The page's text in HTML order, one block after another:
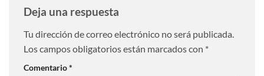
Deja una respuesta
Tu dirección de correo electrónico no será publicada.
Los campos obligatorios están marcados con *
Comentario*